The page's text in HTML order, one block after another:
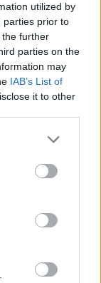
utilized by
parties prior to
further
parties on the
may
IAB’s List of
it to other
more Google
may click to
party tags to
below Google
téri